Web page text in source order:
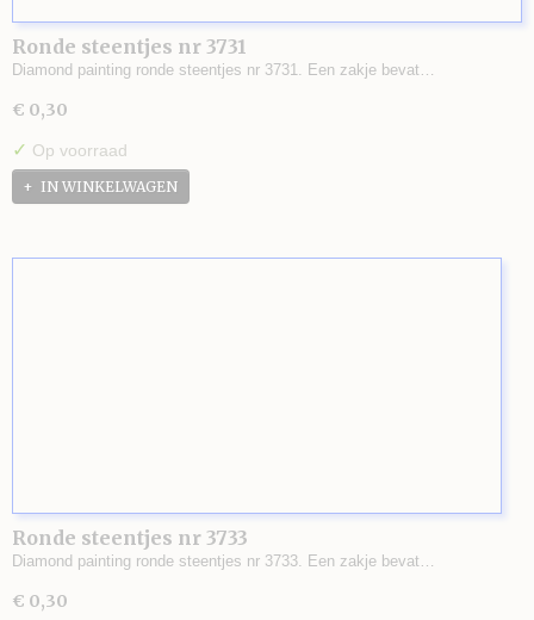
Ronde steentjes nr 3731
Diamond painting ronde steentjes nr 3731. Een zakje bevat…
€ 0,30
✓ Op voorraad
IN WINKELWAGEN
Ronde steentjes nr 3733
Diamond painting ronde steentjes nr 3733. Een zakje bevat…
€ 0,30